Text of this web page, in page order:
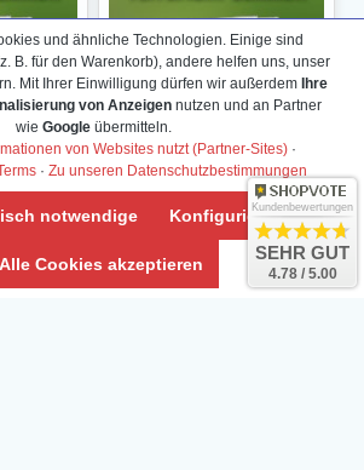
und ähnliche Technologien. Einige sind
B. für den Warenkorb), andere helfen uns, unser
Mit Ihrer Einwilligung dürfen wir außerdem Ihre
von Anzeigennutzen und an Partner
wie Googleübermitteln.
von Websites nutzt (Partner-Sites) ·
· Zu unseren Datenschutzbestimmungen
notwendige Konfigurieren
Alle Cookies akzeptieren
Kundenbewertungen
SEHR GUT
4.78 / 5.00